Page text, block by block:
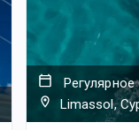
Limassol,